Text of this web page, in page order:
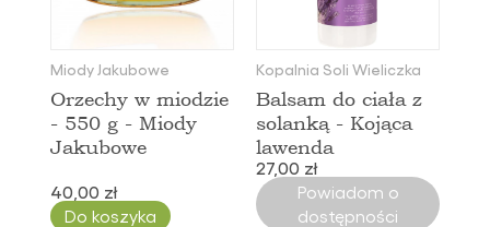
Miody Jakubowe
Orzechy w miodzie
- 550 g - Miody
Jakubowe
40,00 zł
Do koszyka
Kopalnia Soli Wieliczka
Balsam do ciała z
solanką - Kojąca
lawenda
27,00 zł
Powiadom o
dostępności